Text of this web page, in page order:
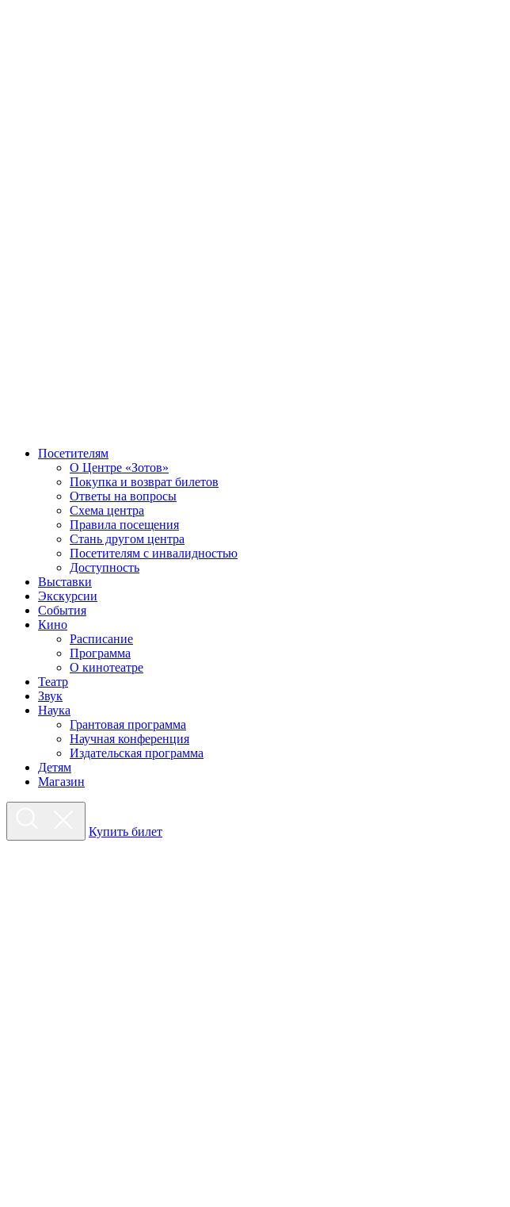
Посетителям
О Центре «Зотов»
Покупка и возврат билетов
Ответы на вопросы
Схема центра
Правила посещения
Стань другом центра
Посетителям с инвалидностью
Доступность
Выставки
Экскурсии
События
Кино
Расписание
Программа
О кинотеатре
Театр
Звук
Наука
Грантовая программа
Научная конференция
Издательская программа
Детям
Магазин
Купить билет